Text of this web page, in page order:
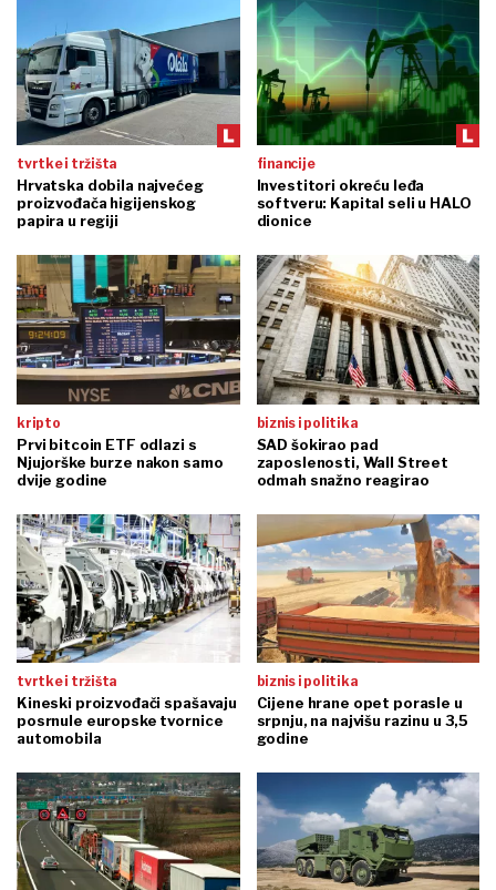
tvrtke i tržišta
Hrvatska dobila najvećeg
proizvođača higijenskog
papira u regiji
financije
Investitori okreću leđa
softveru: Kapital seli u HALO
dionice
kripto
Prvi bitcoin ETF odlazi s
Njujorške burze nakon samo
dvije godine
biznis i politika
SAD šokirao pad
zaposlenosti, Wall Street
odmah snažno reagirao
tvrtke i tržišta
Kineski proizvođači spašavaju
posrnule europske tvornice
automobila
biznis i politika
Cijene hrane opet porasle u
srpnju, na najvišu razinu u 3,5
godine